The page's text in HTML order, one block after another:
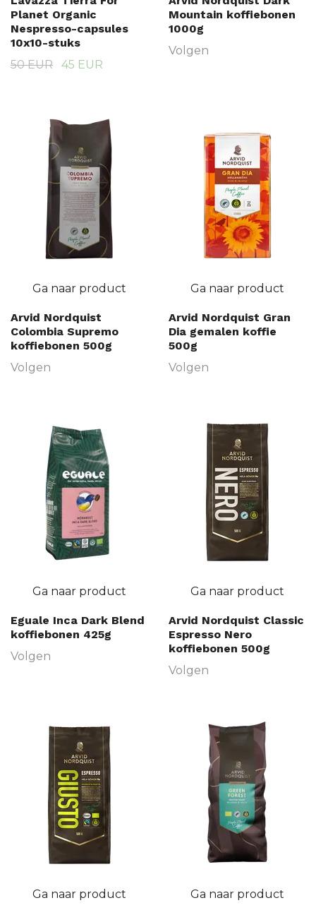
Planet Organic
Nespresso-capsules
10x10-stuks
50 EUR
45 EUR
Mountain koffiebonen
1000g
Volgen
Ga naar product
Arvid Nordquist
Colombia Supremo
koffiebonen 500g
Volgen
Ga naar product
Arvid Nordquist Gran
Dia gemalen koffie
500g
Volgen
Ga naar product
Eguale Inca Dark Blend
koffiebonen 425g
Volgen
Ga naar product
Arvid Nordquist Classic
Espresso Nero
koffiebonen 500g
Volgen
Ga naar product Ga naar product